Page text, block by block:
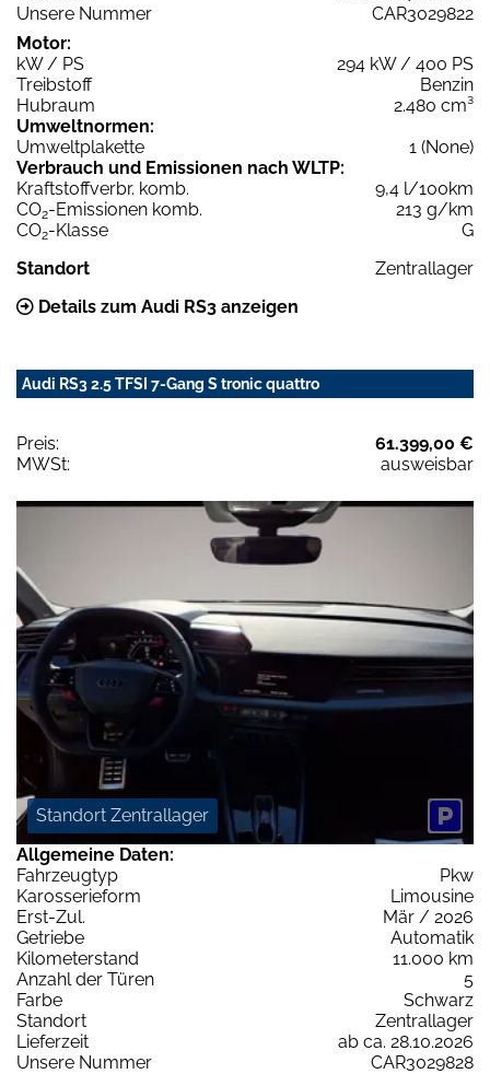
Unsere Nummer
CAR3029822
Motor:
kW / PS
294 kW / 400 PS
Treibstoff
Benzin
Hubraum
2.480 cm³
Umweltnormen:
Umweltplakette
1 (None)
Verbrauch und Emissionen nach WLTP:
Kraftstoffverbr. komb.
9,4 l/100km
CO2-Emissionen komb.
213 g/km
CO2-Klasse
G
Standort
Zentrallager
Details zum Audi RS3 anzeigen
Audi RS3 2.5 TFSI 7-Gang S tronic quattro
Preis:
61.399,00 €
MWSt:
ausweisbar
Standort Zentrallager
Allgemeine Daten:
Fahrzeugtyp
Pkw
Karosserieform
Limousine
Erst-Zul.
Mär / 2026
Getriebe
Automatik
Kilometerstand
11.000 km
Anzahl der Türen
5
Farbe
Schwarz
Standort
Zentrallager
Lieferzeit
ab ca. 28.10.2026
Unsere Nummer
CAR3029828